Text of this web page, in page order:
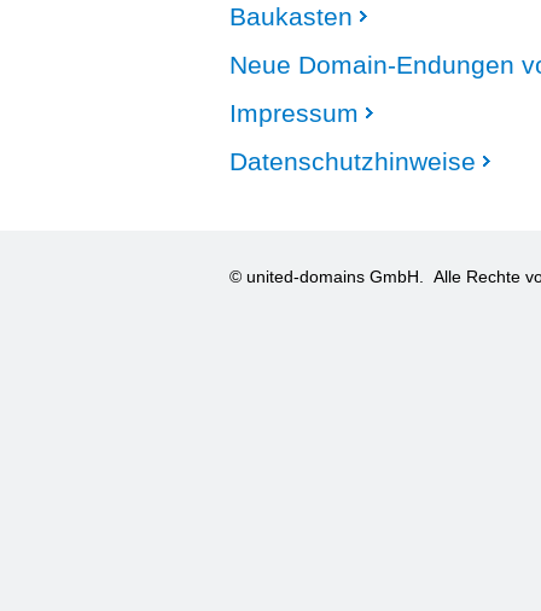
Baukasten
Neue Domain-Endungen
Impressum
Datenschutzhinweise
© united-domains GmbH. Alle Rechte